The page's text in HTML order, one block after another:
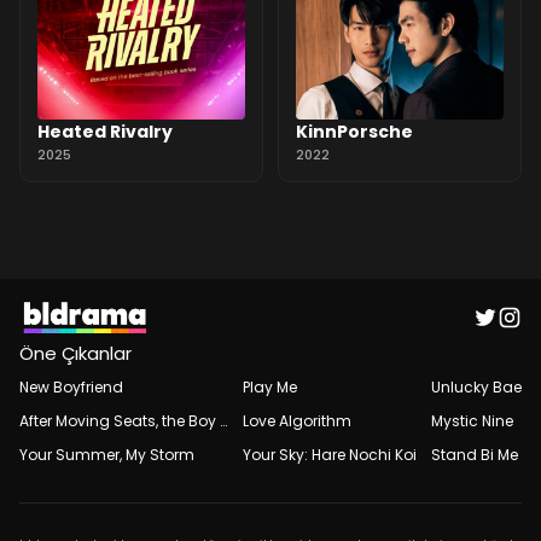
Heated Rivalry
2025
KinnPorsche
2022
Öne Çıkanlar
New Boyfriend
After Moving Seats, the Boy Behind Me Has a Crush on Me
Your Summer, My Storm
Play Me
Love Algorithm
Your Sky: Hare Nochi Koi
Unlucky Bae
Mystic Nine
Stand Bi Me